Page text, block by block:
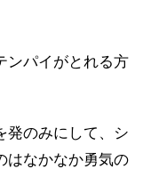
ンパイがとれる方
発のみにして、シ
はなかなか勇気の